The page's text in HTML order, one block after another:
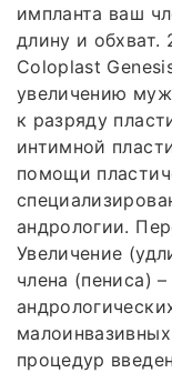
импланта ваш
длину и обхват.
Coloplast
увеличению
к разряду
интимной
помощи
андрологии.
Увеличение
члена (пениса)
процедур